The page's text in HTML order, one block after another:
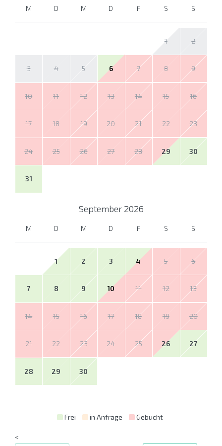
M D M D F S S
1 2
3 4 5 6 7 8 9
10 11 12 13 14 15 16
17 18 19 20 21 22 23
24 25 26 27 28 29 30
31
September 2026
M D M D F S S
1 2 3 4 5 6
7 8 9 10 11 12 13
14 15 16 17 18 19 20
21 22 23 24 25 26 27
28 29 30
Frei in Anfrage Gebucht
<